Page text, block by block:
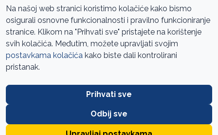
Pristup informacijama
Mapa sajta
Oglasi
FAQ
Na našoj web stranici koristimo kolačiće kako bismo
osigurali osnovne funkcionalnosti i pravilno funkcioniranje
stranice. Klikom na "Prihvati sve" pristajete na korištenje
svih kolačića. Međutim, možete upravljati svojim
postavkama kolačića kako biste dali kontrolirani
pristanak.
Prihvati sve
Odbij sve